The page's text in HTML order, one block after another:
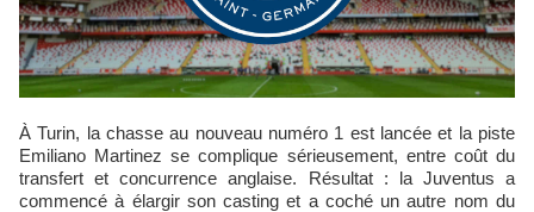
À Turin, la chasse au nouveau numéro 1 est lancée et la piste
Emiliano Martinez se complique sérieusement, entre coût du
transfert et concurrence anglaise. Résultat : la Juventus a
commencé à élargir son casting et a coché un autre nom du